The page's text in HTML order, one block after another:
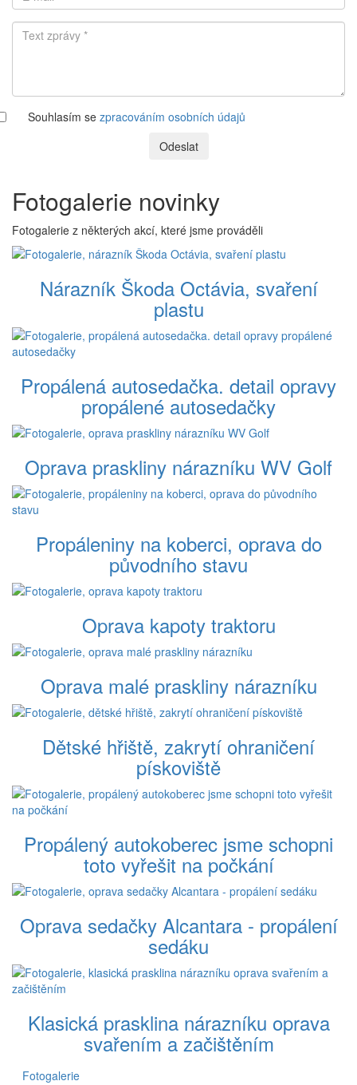
Souhlasím se zpracováním osobních údajů
Odeslat
Fotogalerie novinky
Fotogalerie z některých akcí, které jsme prováděli
Nárazník Škoda Octávia, svaření
plastu
Propálená autosedačka. detail opravy
propálené autosedačky
Oprava praskliny nárazníku WV Golf
Propáleniny na koberci, oprava do
původního stavu
Oprava kapoty traktoru
Oprava malé praskliny nárazníku
Dětské hřiště, zakrytí ohraničení
pískoviště
Propálený autokoberec jsme schopni
toto vyřešit na počkání
Oprava sedačky Alcantara - propálení
sedáku
Klasická prasklina nárazníku oprava
svařením a začištěním
Fotogalerie